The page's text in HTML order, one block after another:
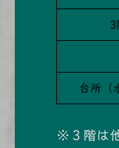
3
台所（
※３階は